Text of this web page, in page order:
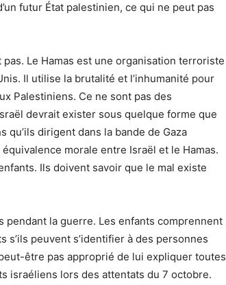
futur État palestinien, ce qui ne peut pas
Le Hamas est une organisation terroriste
Il utilise la brutalité et l’inhumanité pour
Palestiniens. Ce ne sont pas des
devrait exister sous quelque forme que
qu’ils dirigent dans la bande de Gaza
morale entre Israël et le Hamas.
Ils doivent savoir que le mal existe
pendant la guerre. Les enfants comprennent
peuvent s’identifier à des personnes
être pas approprié de lui expliquer toutes
israéliens lors des attentats du 7 octobre.